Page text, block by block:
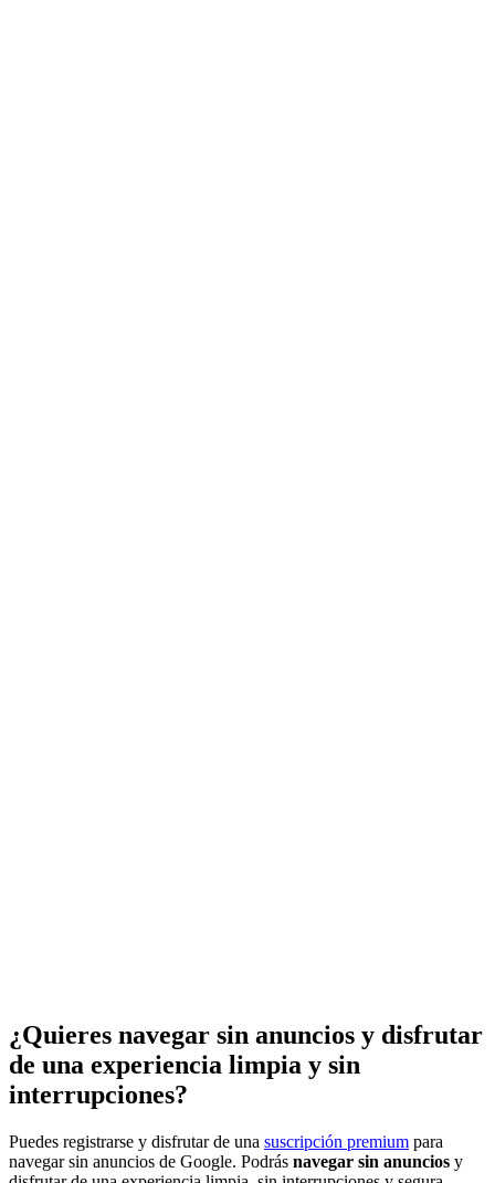
¿Quieres navegar sin anuncios y disfrutar
de una experiencia limpia y sin
interrupciones?
Puedes registrarse y disfrutar de una suscripción premium para
navegar sin anuncios de Google. Podrás navegar sin anuncios y